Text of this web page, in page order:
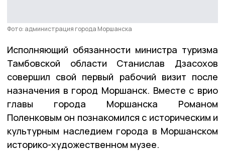
Фото: администрация города Моршанска
Исполняющий обязанности министра туризма
Тамбовской области Станислав Дзасохов
совершил свой первый рабочий визит после
назначения в город Моршанск. Вместе с врио
главы города Моршанска Романом
Поленковым он познакомился с историческим и
культурным наследием города в Моршанском
историко-художественном музее.